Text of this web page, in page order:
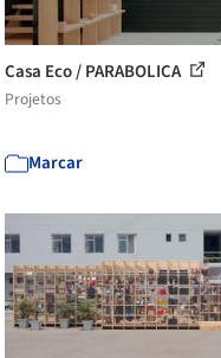
Casa Eco / PARABOLICA
Projetos
Marcar